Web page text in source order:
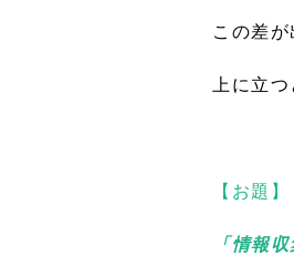
この差が
上に立
【お題】
「情報